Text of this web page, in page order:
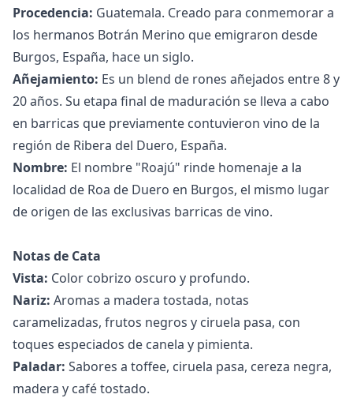
Procedencia: Guatemala. Creado para conmemorar a
los hermanos Botrán Merino que emigraron desde
Burgos, España, hace un siglo.
Añejamiento: Es un blend de rones añejados entre 8 y
20 años. Su etapa final de maduración se lleva a cabo
en barricas que previamente contuvieron vino de la
región de Ribera del Duero, España.
Nombre: El nombre "Roajú" rinde homenaje a la
localidad de Roa de Duero en Burgos, el mismo lugar
de origen de las exclusivas barricas de vino.
Notas de Cata
Vista: Color cobrizo oscuro y profundo.
Nariz: Aromas a madera tostada, notas
caramelizadas, frutos negros y ciruela pasa, con
toques especiados de canela y pimienta.
Paladar: Sabores a toffee, ciruela pasa, cereza negra,
madera y café tostado.